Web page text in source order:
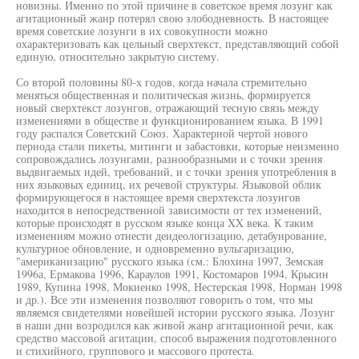
новизны. Именно по этой причине в советское время лозунг как
агитационный жанр потерял свою злободневность. В настоящее
время советские лозунги в их совокупности можно
охарактеризовать как цельный сверхтекст, представляющий собой
единую, относительно закрытую систему.
Со второй половины 80-х годов, когда начала стремительно
меняться общественная и политическая жизнь, формируется
новый сверхтекст лозунгов, отражающий тесную связь между
изменениями в обществе и функционированием языка. В 1991
году распался Советский Союз. Характерной чертой нового
периода стали пикеты, митинги и забастовки, которые неизменно
сопровождались лозунгами, разнообразными и с точки зрения
выдвигаемых идей, требований, и с точки зрения употребления в
них языковых единиц, их речевой структуры. Языковой облик
формирующегося в настоящее время сверхтекста лозунгов
находится в непосредственной зависимости от тех изменений,
которые происходят в русском языке конца XX века. К таким
изменениям можно отнести деидеологизацию, детабуирование,
культурное обновление, и одновременно вульгаризацию,
"американизацию" русского языка (см.: Блохина 1997, Земская
1996а, Ермакова 1996, Караулов 1991, Костомаров 1994, Крысин
1989, Купина 1998, Мокиенко 1998, Нестерская 1998, Норман 1998
и др.). Все эти изменения позволяют говорить о том, что мы
являемся свидетелями новейшей истории русского языка. Лозунг
в наши дни возродился как живой жанр агитационной речи, как
средство массовой агитации, способ выражения подготовленного
и стихийного, группового и массового протеста.